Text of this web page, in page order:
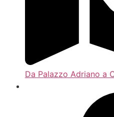
Da Palazzo Adriano a